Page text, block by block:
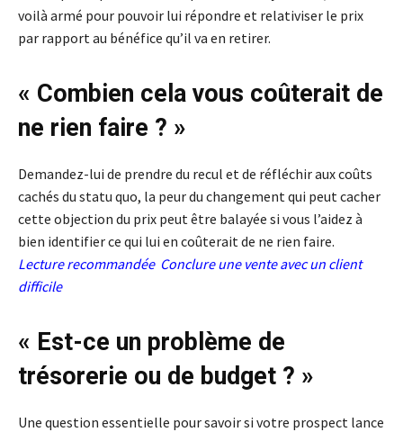
voilà armé pour pouvoir lui répondre et relativiser le prix
par rapport au bénéfice qu’il va en retirer.
« Combien cela vous coûterait de
ne rien faire ? »
Demandez-lui de prendre du recul et de réfléchir aux coûts
cachés du statu quo, la peur du changement qui peut cacher
cette objection du prix peut être balayée si vous l’aidez à
bien identifier ce qui lui en coûterait de ne rien faire.
Lecture recommandée Conclure une vente avec un client
difficile
« Est-ce un problème de
trésorerie ou de budget ? »
Une question essentielle pour savoir si votre prospect lance